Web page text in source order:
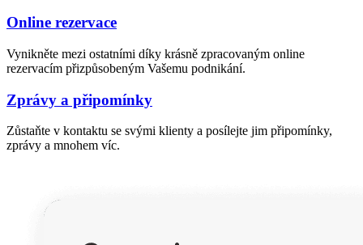
Online rezervace
Vynikněte mezi ostatními díky krásně zpracovaným online
rezervacím přizpůsobeným Vašemu podnikání.
Zprávy a připomínky
Zůstaňte v kontaktu se svými klienty a posílejte jim připomínky,
zprávy a mnohem víc.